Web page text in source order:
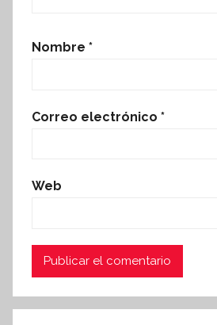
Nombre *
Correo electrónico *
Web